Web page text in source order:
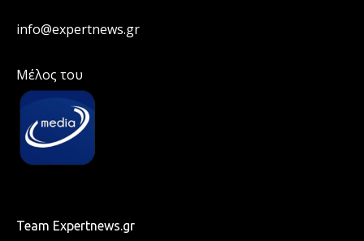
info@expertnews.gr
Μέλος του
Team Expertnews.gr